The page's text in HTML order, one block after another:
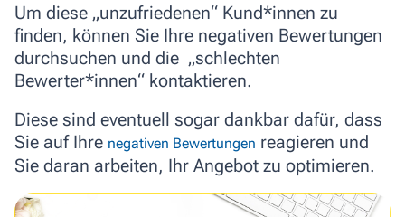
Um diese „unzufriedenen“ Kund*innen zu
finden, können Sie Ihre negativen Bewertungen
durchsuchen und die „schlechten
Bewerter*innen“ kontaktieren.
Diese sind eventuell sogar dankbar dafür, dass
Sie auf Ihre negativen Bewertungen reagieren und
Sie daran arbeiten, Ihr Angebot zu optimieren.